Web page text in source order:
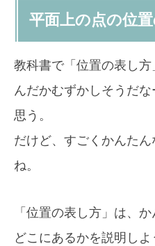
平面上の点の位
教科書で「位置の表し
んだかむずかしそうだ
思う。
だけど、すごくかんた
ね。
「位置の表し方」は、
どこにあるかを説明しよ